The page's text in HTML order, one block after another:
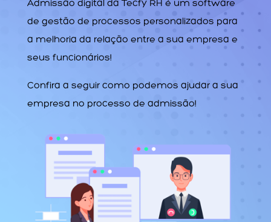
Admissão digital da Tecfy RH é um software
de gestão de processos personalizados para
a melhoria da relação entre a sua empresa e
seus funcionários!
Confira a seguir como podemos ajudar a sua
empresa no processo de admissão!